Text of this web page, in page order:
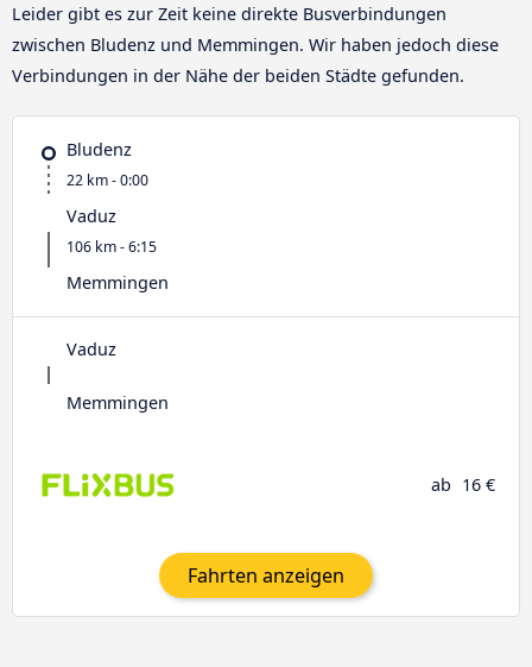
Leider gibt es zur Zeit keine direkte Busverbindungen
zwischen Bludenz und Memmingen. Wir haben jedoch diese
Verbindungen in der Nähe der beiden Städte gefunden.
Bludenz
22 km - 0:00
Vaduz
106 km - 6:15
Memmingen
Vaduz
Memmingen
ab 16 €
Fahrten anzeigen